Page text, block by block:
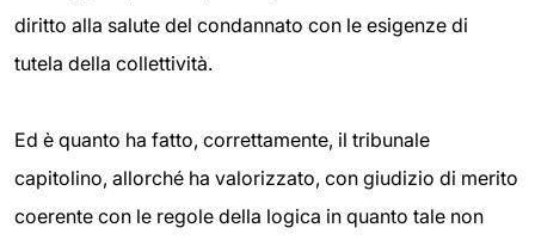
diritto alla salute del condannato con le esigenze di
tutela della collettività.
Ed è quanto ha fatto, correttamente, il tribunale
capitolino, allorché ha valorizzato, con giudizio di merito
coerente con le regole della logica in quanto tale non